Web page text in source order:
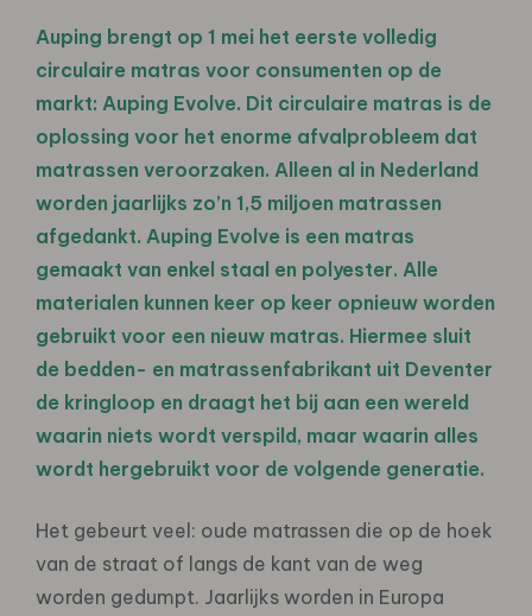
Auping brengt op 1 mei het eerste volledig
circulaire matras voor consumenten op de
markt: Auping Evolve. Dit circulaire matras is de
oplossing voor het enorme afvalprobleem dat
matrassen veroorzaken. Alleen al in Nederland
worden jaarlijks zo’n 1,5 miljoen matrassen
afgedankt. Auping Evolve is een matras
gemaakt van enkel staal en polyester. Alle
materialen kunnen keer op keer opnieuw worden
gebruikt voor een nieuw matras. Hiermee sluit
de bedden- en matrassenfabrikant uit Deventer
de kringloop en draagt het bij aan een wereld
waarin niets wordt verspild, maar waarin alles
wordt hergebruikt voor de volgende generatie.
Het gebeurt veel: oude matrassen die op de hoek
van de straat of langs de kant van de weg
worden gedumpt. Jaarlijks worden in Europa